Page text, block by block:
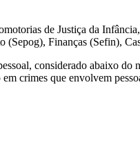
de Justiça da
(Sepog), Finanças (Sefin),
considerado abaixo do
crimes que envolvem